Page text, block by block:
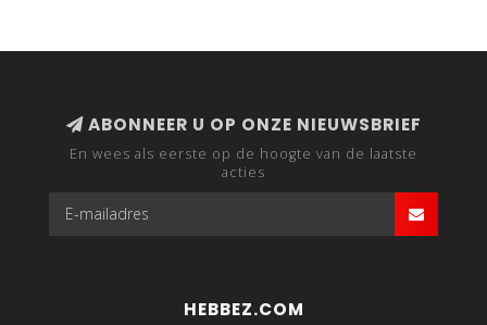
ABONNEER U OP ONZE NIEUWSBRIEF
En wees als eerste op de hoogte van de laatste
acties
HEBBEZ.COM